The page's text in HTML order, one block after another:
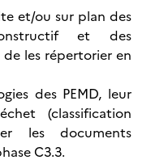
et/ou sur plan des
et des
les répertorier en
des PEMD, leur
(classification
les documents
C3.3.